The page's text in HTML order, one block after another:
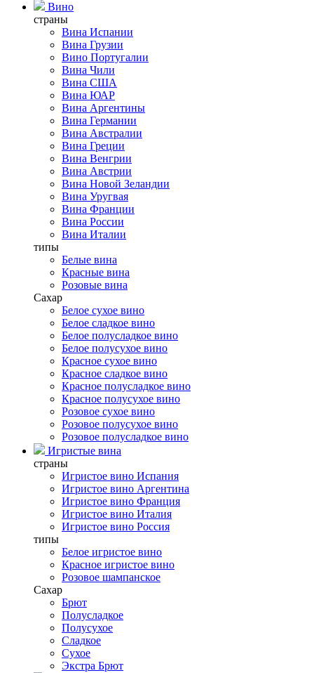
Вино
страны
Вина Испании
Вина Грузии
Вино Португалии
Вина Чили
Вина США
Вина ЮАР
Вина Аргентины
Вина Германии
Вина Австралии
Вина Греции
Вина Венгрии
Вина Австрии
Вина Новой Зеландии
Вина Уругвая
Вина Франции
Вина России
Вина Италии
типы
Белые вина
Красные вина
Розовые вина
Сахар
Белое сухое вино
Белое сладкое вино
Белое полусладкое вино
Белое полусухое вино
Красное сухое вино
Красное сладкое вино
Красное полусладкое вино
Красное полусухое вино
Розовое сухое вино
Розовое полусухое вино
Розовое полусладкое вино
Игристые вина
страны
Игристое вино Испания
Игристое вино Аргентина
Игристое вино Франция
Игристое вино Италия
Игристое вино Россия
типы
Белое игристое вино
Красное игристое вино
Розовое шампанское
Сахар
Брют
Полусладкое
Полусухое
Сладкое
Сухое
Экстра Брют